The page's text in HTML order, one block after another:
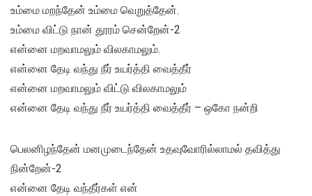
உம்மை மறந்தேன் உம்மை வெறுத்தேன்.
உம்மை விட்டு நான் தூரம் சென்றேன்-2
என்னை மறவாமலும் விலகாமலும்.
என்னை தேடி வந்து நீர் உயர்த்தி வைத்தீர்
என்னை மறவாமலும் விட்டு விலகாமலும்
என்னை தேடி வந்து நீர் உயர்த்தி வைத்தீர் – ஒகோ நன்றி
பெலனிழந்தேன் மனமுடைந்தேன் உதவுவோரில்லாமல் தவித்து
நின்றேன்-2
என்னை தேடி வந்தீர்கள் என்